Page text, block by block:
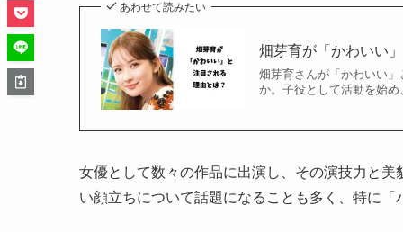
あわせて読みたい
畑芽育が「かわいい
畑芽育さんが「かわいい
か。子役として活動を始
女優として数々の作品に出演し、その演技力と
い顔立ちについて話題になることも多く、特に